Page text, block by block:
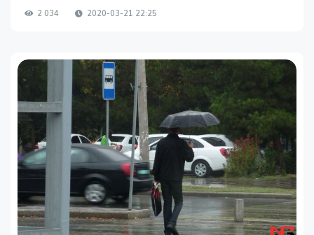
2 034 2020-03-21 22:25